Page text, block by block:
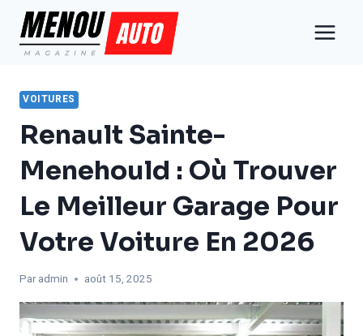
Aller
contenu
VOITURES
Renault Sainte-
Menehould : Où Trouver
Le Meilleur Garage Pour
Votre Voiture En 2026
Par admin août 15, 2025